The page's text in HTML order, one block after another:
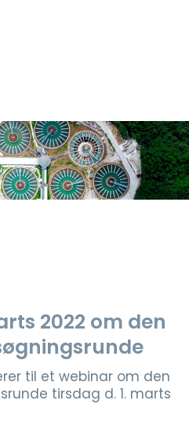
2022 om den
til et webinar om den
tirsdag d. 1. marts